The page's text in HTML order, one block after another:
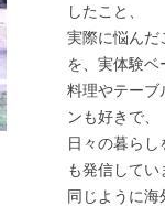
したこと、
実際に悩んだ
を、実体験ベ
料理やテーブ
ンも好きで、
日々の暮らし
も発信してい
同じように海